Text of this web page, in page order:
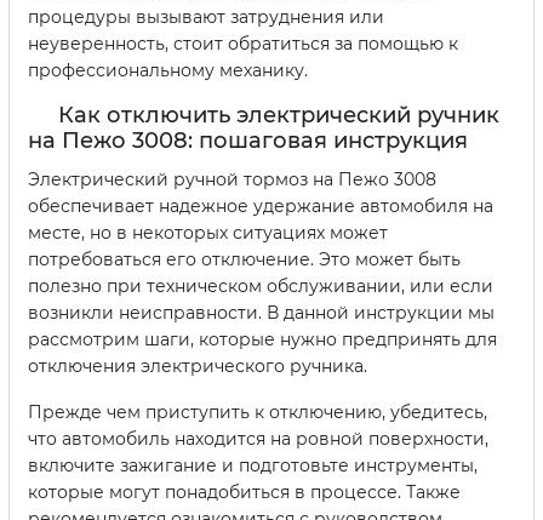
процедуры вызывают затруднения или
неуверенность, стоит обратиться за помощью к
профессиональному механику.
Как отключить электрический ручник
на Пежо 3008: пошаговая инструкция
Электрический ручной тормоз на Пежо 3008
обеспечивает надежное удержание автомобиля на
месте, но в некоторых ситуациях может
потребоваться его отключение. Это может быть
полезно при техническом обслуживании, или если
возникли неисправности. В данной инструкции мы
рассмотрим шаги, которые нужно предпринять для
отключения электрического ручника.
Прежде чем приступить к отключению, убедитесь,
что автомобиль находится на ровной поверхности,
включите зажигание и подготовьте инструменты,
которые могут понадобиться в процессе. Также